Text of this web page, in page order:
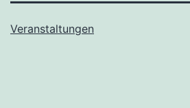
Veranstaltungen